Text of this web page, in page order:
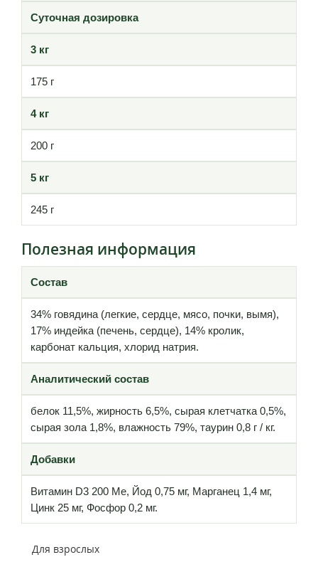
Суточная дозировка
3 кг
175 г
4 кг
200 г
5 кг
245 г
Полезная информация
Состав
34% говядина (легкие, сердце, мясо, почки, вымя),
17% индейка (печень, сердце), 14% кролик,
карбонат кальция, хлорид натрия.
Аналитический состав
белок 11,5%, жирность 6,5%, сырая клетчатка 0,5%,
сырая зола 1,8%, влажность 79%, таурин 0,8 г / кг.
Добавки
Витамин D3 200 Me, Йод 0,75 мг, Марганец 1,4 мг,
Цинк 25 мг, Фосфор 0,2 мг.
Для взрослых